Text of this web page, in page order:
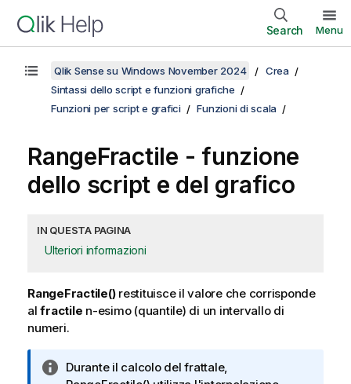
Search Menu
Qlik Sense su Windows November 2024
Crea
Sintassi dello script e funzioni grafiche
Funzioni per script e grafici
Funzioni di scala
RangeFractile - funzione
dello script e del grafico
IN QUESTA PAGINA
Ulteriori informazioni
RangeFractile()restituisce il valore che corrisponde
alfractile n-esimo (quantile) di un intervallo di
numeri.
N
Durante il calcolo del frattale,